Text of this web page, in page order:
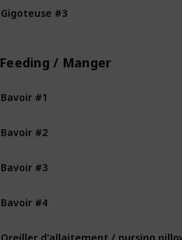
Gigoteuse #3
Feeding / Manger
Bavoir #1
Bavoir #2
Bavoir #3
Bavoir #4
Oreiller d'allaitement / nursing pillow